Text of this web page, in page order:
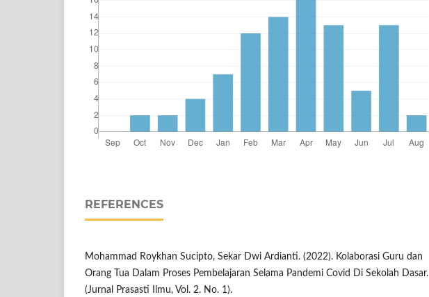
REFERENCES
Mohammad Roykhan Sucipto, Sekar Dwi Ardianti. (2022). Kolaborasi Guru dan
Orang Tua Dalam Proses Pembelajaran Selama Pandemi Covid Di Sekolah Dasar.
(Jurnal Prasasti Ilmu, Vol. 2. No. 1).